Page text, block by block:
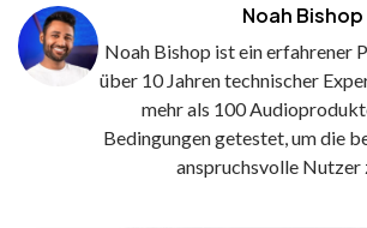
Noah Bishop
Noah Bishop ist ein erfahrener
über 10 Jahren technischer
mehr als 100
Bedingungen getestet, um die
anspruchsvolle Nutzer